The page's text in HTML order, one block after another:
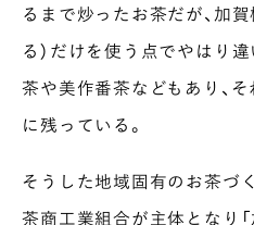
るまで炒ったお茶だが、加
る）だけを使う点でやはり
茶や美作番茶などもあり、
に残っている。
そうした地域固有のお茶づ
茶商工業組合が主体となり